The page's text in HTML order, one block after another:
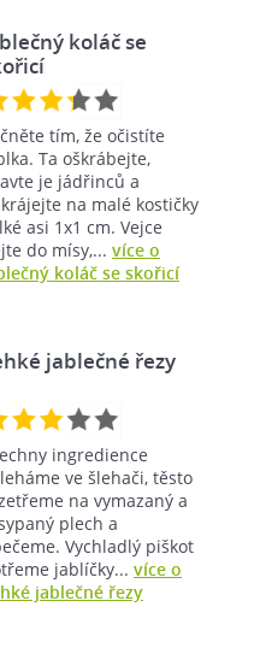
koláč se
tím, že očistíte
Ta oškrábejte,
je jádřinců a
na malé kostičky
asi 1x1 cm. Vejce
do mísy,... více o
koláč se skořicí
jablečné řezy
ingredience
ve šlehači, těsto
na vymazaný a
plech a
Vychladlý piškot
jablíčky... více o
jablečné řezy